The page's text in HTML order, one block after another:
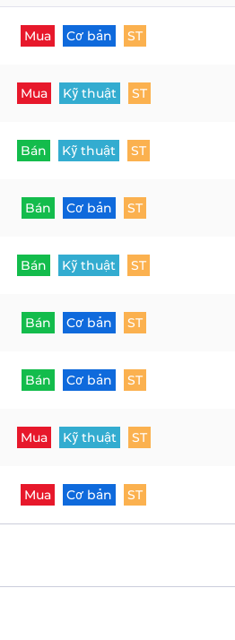
Mua Cơ bản ST
Mua Kỹ thuật ST
Bán Kỹ thuật ST
Bán Cơ bản ST
Bán Kỹ thuật ST
Bán Cơ bản ST
Bán Cơ bản ST
Mua Kỹ thuật ST
Mua Cơ bản ST